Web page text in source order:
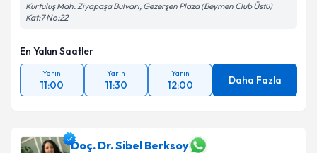
Kurtuluş Mah. Ziyapaşa Bulvarı, Gezerşen Plaza (Beymen Club Üstü)
Kat:7 No:22
En Yakın Saatler
Yarın
11:00
Yarın
11:30
Yarın
12:00 Daha Fazla
Doç. Dr. Sibel Berksoy